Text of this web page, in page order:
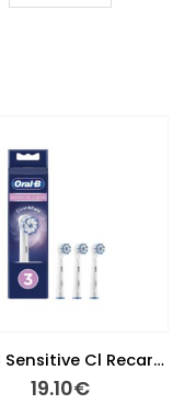
Oral B Sensitive Cl Recarga Esc El X3
19.10€